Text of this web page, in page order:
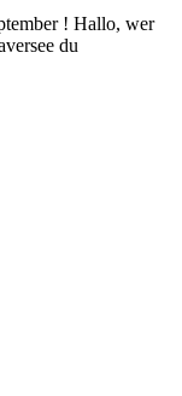
! Hallo, wer
du